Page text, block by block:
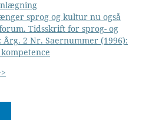
sprog og kultur nu også
Tidsskrift for sprog- og
2 Nr. Saernummer (1996):